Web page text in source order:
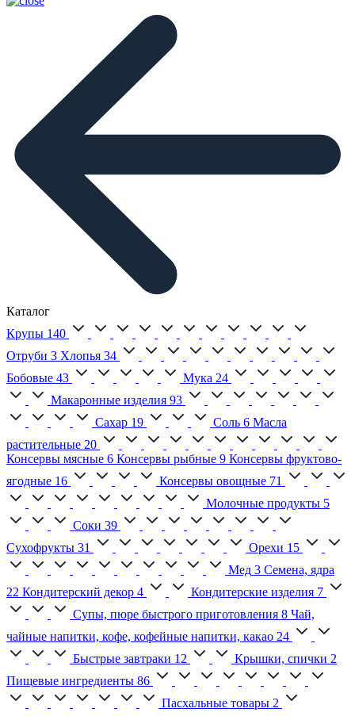
Каталог
Крупы 140
Отруби 3 Хлопья 34
Бобовые 43 Мука 24
Макаронные изделия 93
Сахар 19 Соль 6 Масла
растительные 20
Консервы мясные 6 Консервы рыбные 9 Консервы фруктово-
ягодные 16 Консервы овощные 71
Молочные продукты 5
Соки 39
Сухофрукты 31 Орехи 15
Мед 3 Семена, ядра
22 Кондитерский декор 4 Кондитерские изделия 7
Супы, пюре быстрого приготовления 8 Чай,
чайные напитки, кофе, кофейные напитки, какао 24
Быстрые завтраки 12 Крышки, спички 2
Пищевые ингредиенты 86
Пасхальные товары 2